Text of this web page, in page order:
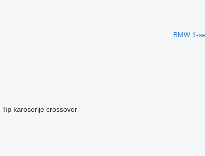
BMW 1-
Tip karoserije crossover